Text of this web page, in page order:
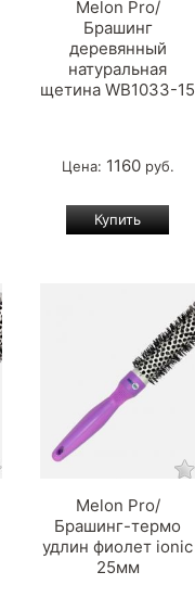
Melon Pro/
Брашинг
деревянный
натуральная
щетина WB1033-15
Цена: 1160руб.
Melon Pro/
Брашинг-термо
удлин фиолет ionic
25мм